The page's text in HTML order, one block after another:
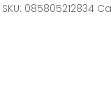
SKU: 085805212834